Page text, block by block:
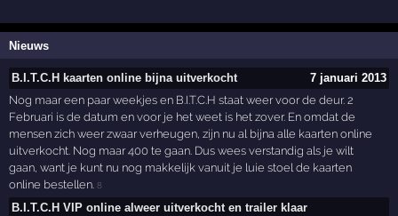
Nieuws
B.I.T.C.H kaarten online bijna uitverkocht
7 januari 2013
Nog maar een paar weekjes en B.I.T.C.H staat weer voor de deur. 2
Februari is de datum en voor je het weet is het zover. En omdat de
mensen zich weer zwaar verheugen, zijn nu al bijna alle kaarten online
uitverkocht. Nog maar 400 te gaan. Dus wees verstandig als je wilt
gaan, want je kunt nu nog makkelijk vanuit je luie stoel de kaarten
online bestellen.8
B.I.T.C.H VIP online alweer uitverkocht en trailer klaar